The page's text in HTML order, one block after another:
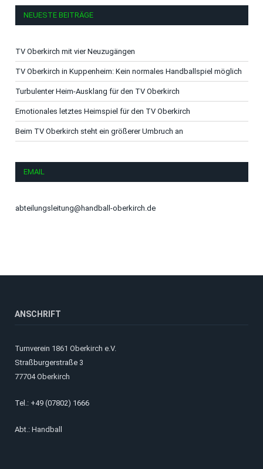
NEUESTE BEITRÄGE
TV Oberkirch mit vier Neuzugängen
TV Oberkirch in Kuppenheim: Kein normales Handballspiel möglich
Turbulenter Heim-Ausklang für den TV Oberkirch
Emotionales letztes Heimspiel für den TV Oberkirch
Beim TV Oberkirch steht ein größerer Umbruch an
EMAIL
abteilungsleitung@handball-oberkirch.de
ANSCHRIFT
Turnverein 1861 Oberkirch e.V.
Straßburgerstraße 3
77704 Oberkirch
Tel.: +49 (07802) 1666
Abt.: Handball